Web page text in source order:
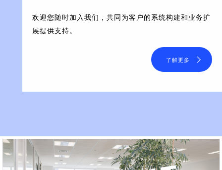
欢迎您随时加入我们，共同为客户的系统构建和业务扩
展提供支持。
了解更多